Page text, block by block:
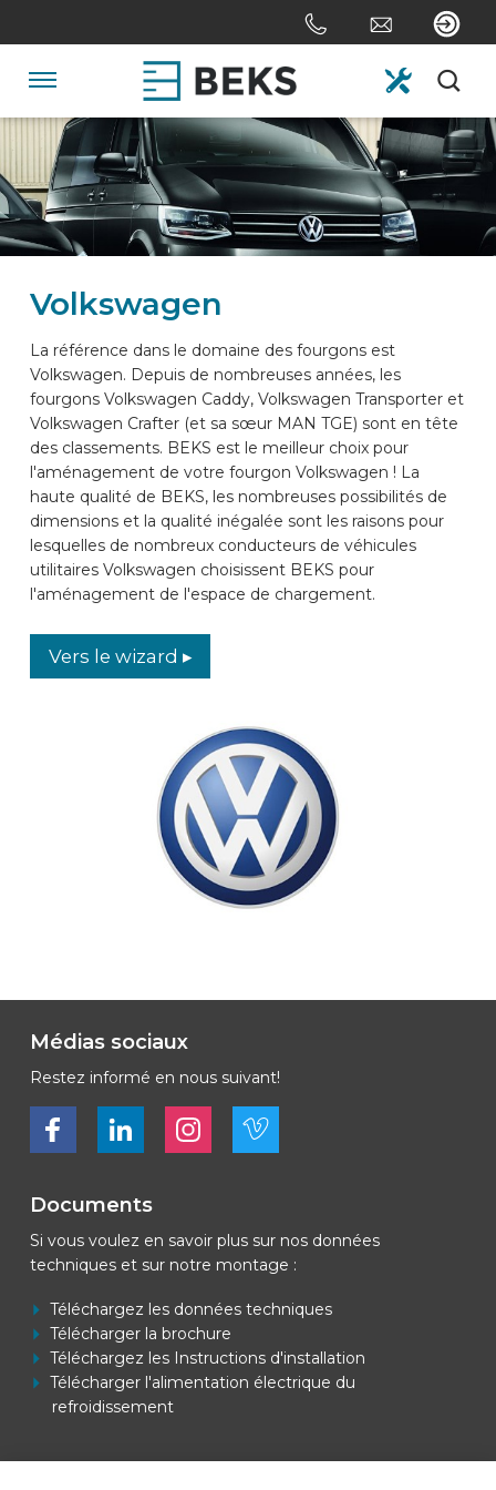
au
Jump
to
the
navigation
HOME
DE NOUS
SYSTÈMES
SUR MESURE
SECTEURS
DES VOITURES
CONTACT
Volkswagen
La référence dans le domaine des fourgons est
Volkswagen. Depuis de nombreuses années, les
fourgons Volkswagen Caddy, Volkswagen Transporter et
Volkswagen Crafter (et sa sœur MAN TGE) sont en tête
des classements. BEKS est le meilleur choix pour
l'aménagement de votre fourgon Volkswagen ! La
haute qualité de BEKS, les nombreuses possibilités de
dimensions et la qualité inégalée sont les raisons pour
lesquelles de nombreux conducteurs de véhicules
utilitaires Volkswagen choisissent BEKS pour
l'aménagement de l'espace de chargement.
Vers le wizard ▸
Médias sociaux
Restez informé en nous suivant!
Bekijk ons op FacebookBekijk ons op LinkedInBekijk ons op LinkedInBekijk ons op Vimeo
Documents
Si vous voulez en savoir plus sur nos données
techniques et sur notre montage :
Téléchargez les données techniques
Télécharger la brochure
Téléchargez les Instructions d'installation
Télécharger l'alimentation électrique du
refroidissement